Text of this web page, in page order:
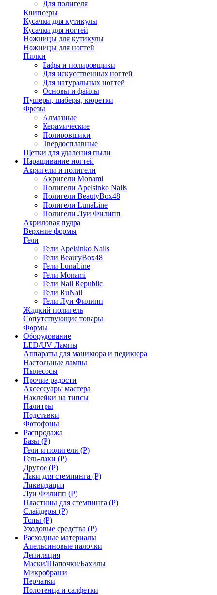
Для полигеля
Книпсеры
Кусачки для кутикулы
Кусачки для ногтей
Ножницы для кутикулы
Ножницы для ногтей
Пилки
Бафы и полировщики
Для искусственных ногтей
Для натуральных ногтей
Основы и файлы
Пушеры, шаберы, кюретки
Фрезы
Алмазные
Керамические
Полировщики
Твердосплавные
Щетки для удаления пыли
Наращивание ногтей
Акригели и полигели
Акригели Monami
Полигели Apelsinko Nails
Полигели BeautyBox48
Полигели LunaLine
Полигели Луи Филипп
Акриловая пудра
Верхние формы
Гели
Гели Apelsinko Nails
Гели BeautyBox48
Гели LunaLine
Гели Monami
Гели Nail Republic
Гели RuNail
Гели Луи Филипп
Жидкий полигель
Сопутствующие товары
Формы
Оборудование
LED/UV Лампы
Аппараты для маникюра и педикюра
Настольные лампы
Пылесосы
Прочие радости
Аксессуары мастера
Наклейки на типсы
Палитры
Подставки
Фотофоны
Распродажа
Базы (Р)
Гели и полигели (Р)
Гель-лаки (Р)
Другое (Р)
Лаки для стемпинга (Р)
Ликвидация
Луи Филипп (Р)
Пластины для стемпинга (Р)
Слайдеры (Р)
Топы (Р)
Уходовые средства (Р)
Расходные материалы
Апельсиновые палочки
Депиляция
Маски/Шапочки/Бахилы
Микробраши
Перчатки
Полотенца и салфетки